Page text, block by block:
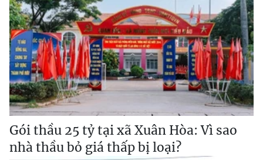
Gói thầu 25 tỷ tại xã Xuân Hòa: Vì sao
nhà thầu bỏ giá thấp bị loại?